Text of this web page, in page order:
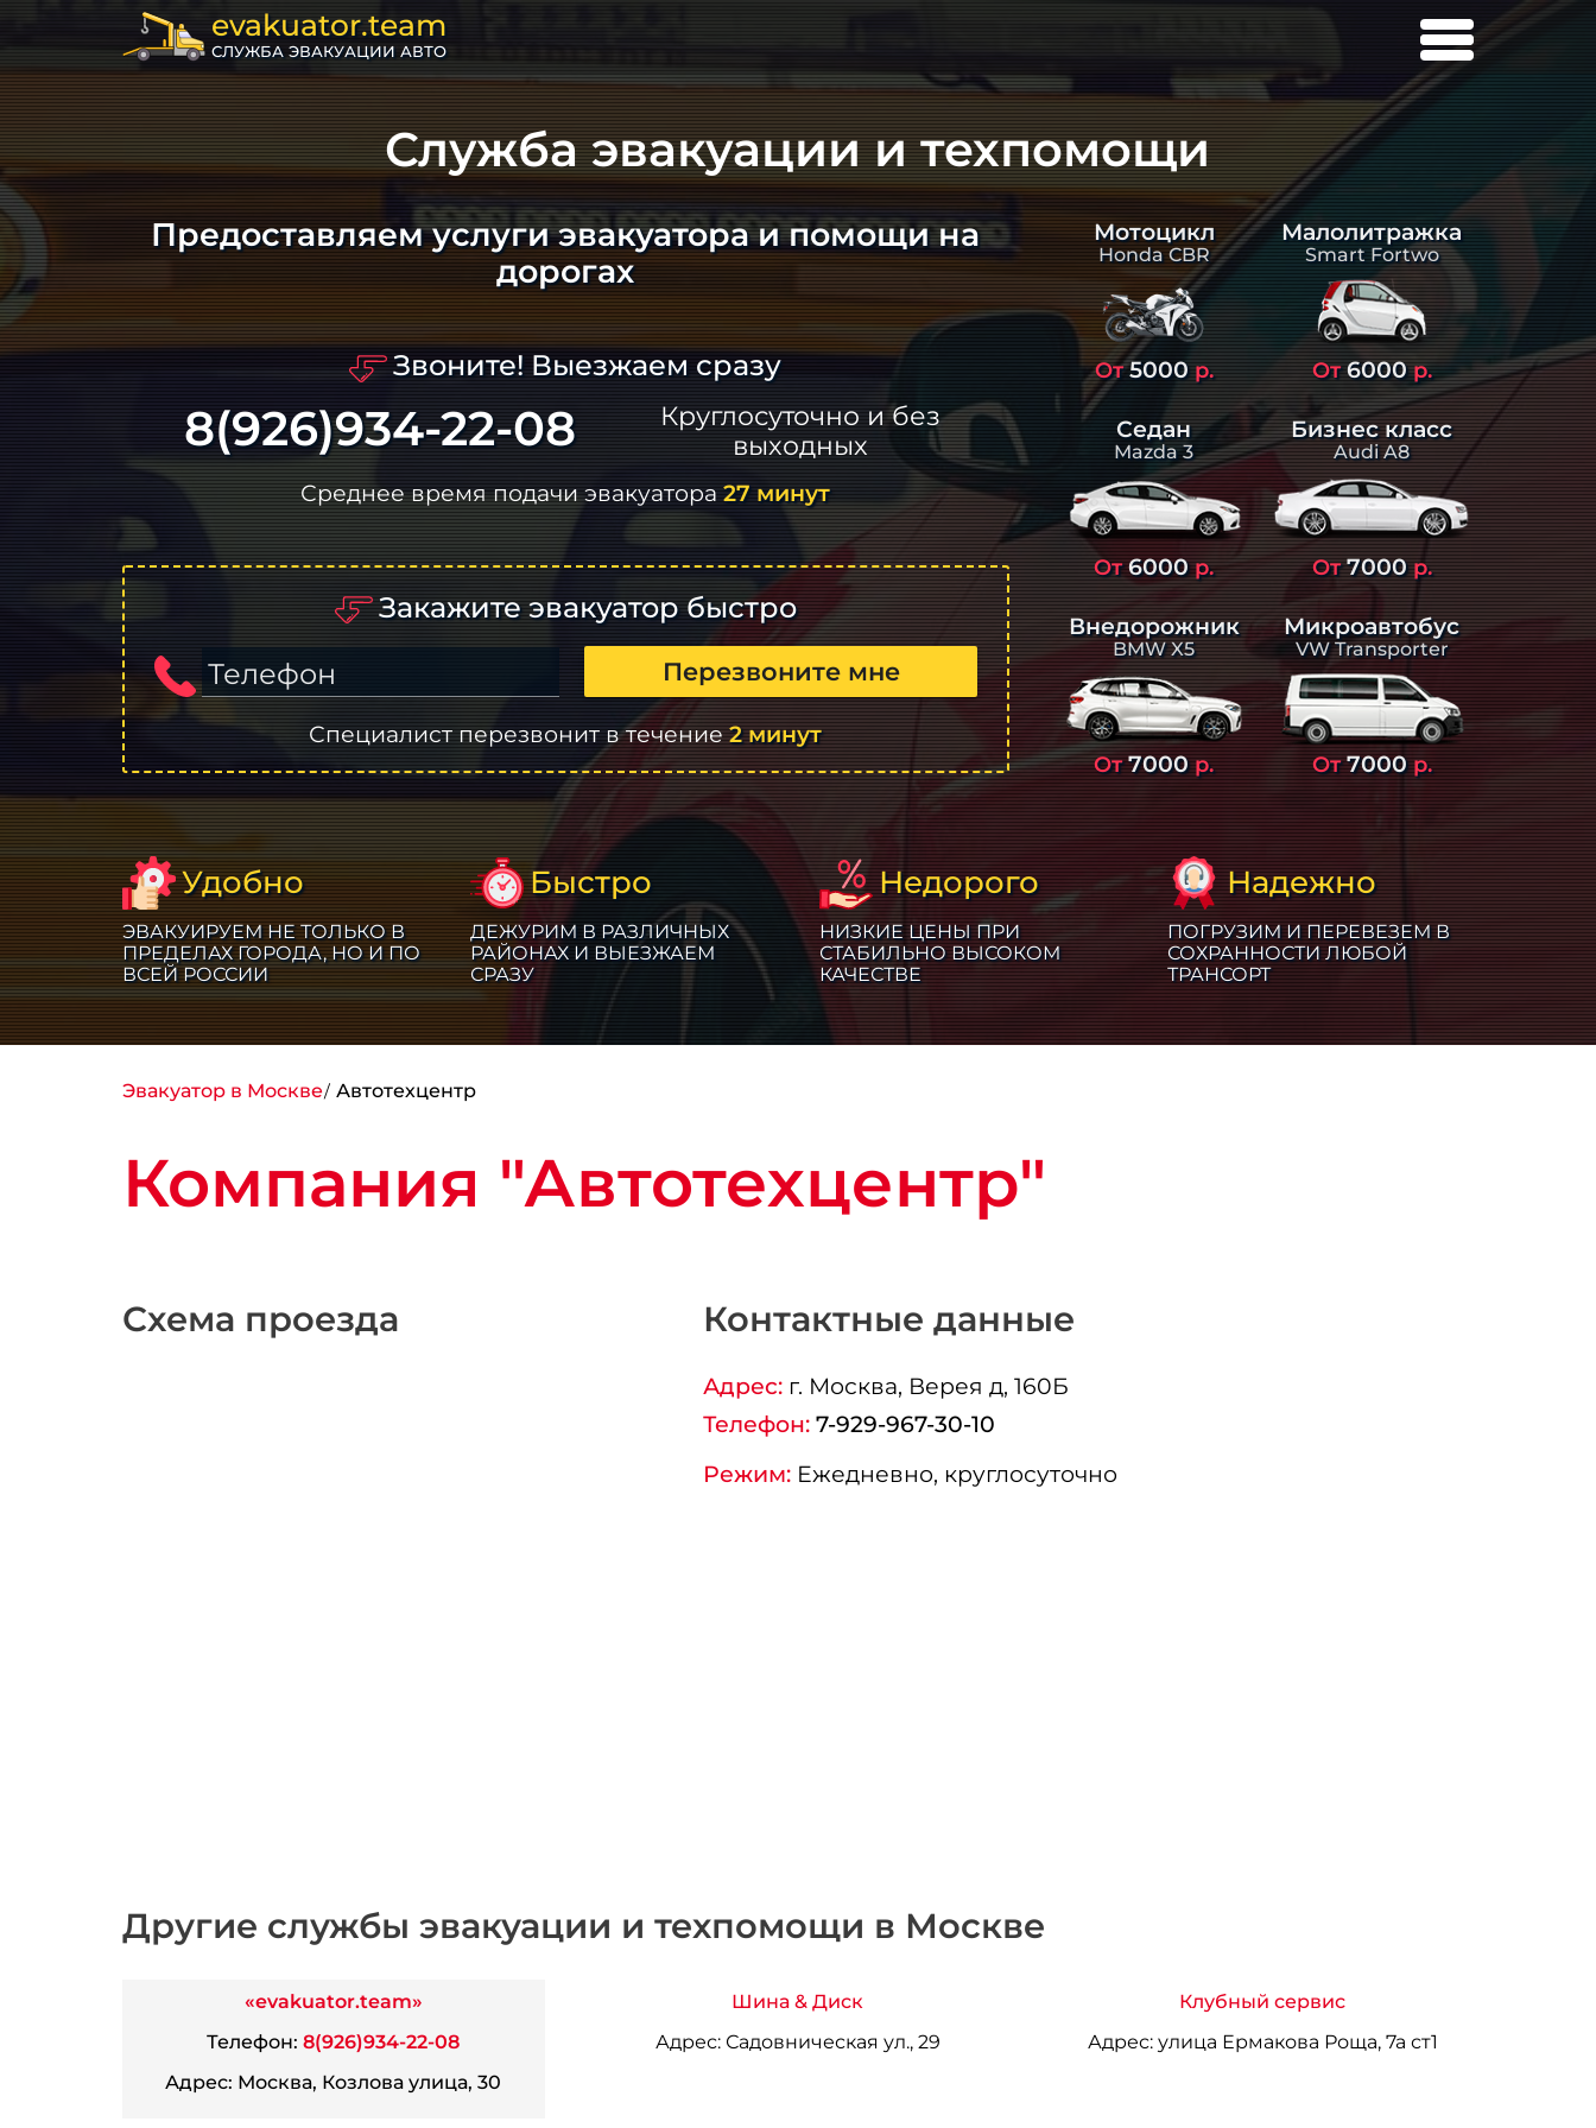
evakuator.team
СЛУЖБА ЭВАКУАЦИИ АВТО
Служба эвакуации и техпомощи
Предоставляем услуги эвакуатора и помощи на
дорогах
Звоните! Выезжаем сразу
8(926)934-22-08
Круглосуточно и без
выходных
Среднее время подачи эвакуатора27 минут
Закажите эвакуатор быстро
Телефон
Перезвоните мне
Специалист перезвонит в течение2 минут
Мотоцикл
Honda CBR
От5000р.
Малолитражка
Smart Fortwo
От6000р.
Седан
Mazda 3
От6000р.
Бизнес класс
Audi A8
От7000р.
Внедорожник
BMW X5
От7000р.
Микроавтобус
VW Transporter
От7000р.
Удобно
ЭВАКУИРУЕМ НЕ ТОЛЬКО В
ПРЕДЕЛАХ ГОРОДА, НО И ПО
ВСЕЙ РОССИИ
Быстро
ДЕЖУРИМ В РАЗЛИЧНЫХ
РАЙОНАХ И ВЫЕЗЖАЕМ
СРАЗУ
Недорого
НИЗКИЕ ЦЕНЫ ПРИ
СТАБИЛЬНО ВЫСОКОМ
КАЧЕСТВЕ
Надежно
ПОГРУЗИМ И ПЕРЕВЕЗЕМ В
СОХРАННОСТИ ЛЮБОЙ
ТРАНСОРТ
Эвакуатор в Москве Автотехцентр
Компания "Автотехцентр"
Схема проезда Контактные данные
Адрес:г. Москва, Верея д, 160Б
Телефон: 7-929-967-30-10
Режим:Ежедневно, круглосуточно
Другие службы эвакуации и техпомощи в Москве
«evakuator.team»
Телефон: 8(926)934-22-08
Адрес: Москва, Козлова улица, 30
Шина & Диск
Адрес:Садовническая ул., 29
Клубный сервис
Адрес:улица Ермакова Роща, 7а ст1